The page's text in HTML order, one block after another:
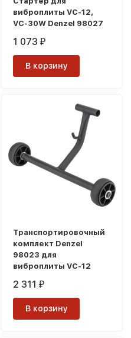
виброплиты VC-12,
VC-30W Denzel 98027
1 073₽
В корзину
Транспортировочный
комплект Denzel
98023 для
виброплиты VC-12
2 311₽
В корзину